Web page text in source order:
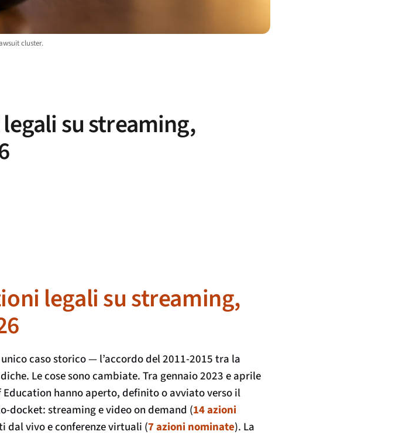
cluster.
su streaming,
legali su streaming,
caso storico — l’accordo del 2011-2015 tra la
Le cose sono cambiate. Tra gennaio 2023 e aprile
hanno aperto, definito o avviato verso il
docket: streaming e video on demand (14 azioni
dal vivo e conferenze virtuali (7 azioni nominate). La